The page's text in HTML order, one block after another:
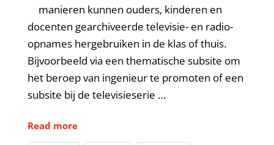
manieren kunnen ouders, kinderen en
docenten gearchiveerde televisie- en radio-
opnames hergebruiken in de klas of thuis.
Bijvoorbeeld via een thematische subsite om
het beroep van ingenieur te promoten of een
subsite bij de televisieserie …
Read more